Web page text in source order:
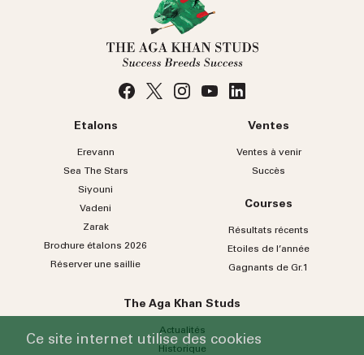
Etalons
Erevann
Sea TheStars
Siyouni
Vadeni
Zarak
Brochure étalons 2026
Réserver une saillie
Ventes
Ventes à venir
Succès
Courses
Résultats récents
Etoiles de l’année
Gagnants de Gr.1
The Aga Khan Studs
Actualités
Historique
Ce site internet utilise des cookies